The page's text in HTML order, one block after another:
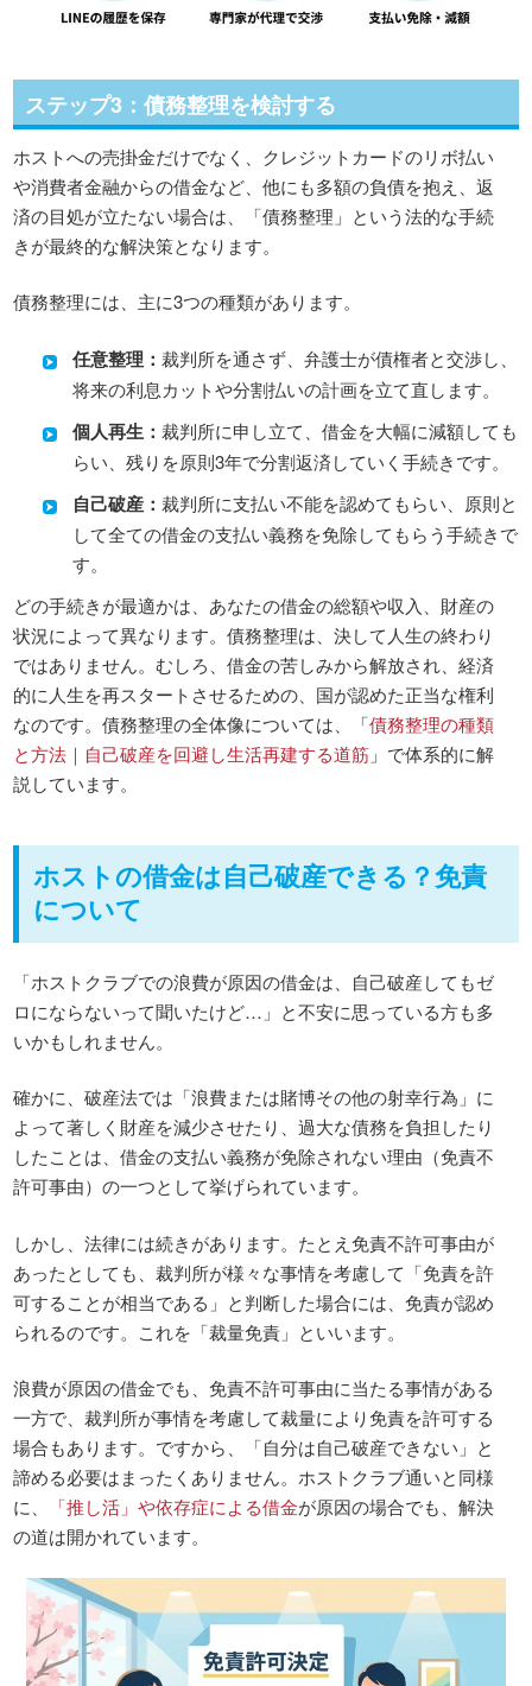
ステップ3：債務整理を検討する
ホストへの売掛金だけでなく、クレジットカードのリボ払い
や消費者金融からの借金など、他にも多額の負債を抱え、返
済の目処が立たない場合は、「債務整理」という法的な手続
きが最終的な解決策となります。
債務整理には、主に3つの種類があります。
任意整理：裁判所を通さず、弁護士が債権者と交渉し、
将来の利息カットや分割払いの計画を立て直します。
個人再生：裁判所に申し立て、借金を大幅に減額しても
らい、残りを原則3年で分割返済していく手続きです。
自己破産：裁判所に支払い不能を認めてもらい、原則と
して全ての借金の支払い義務を免除してもらう手続きで
す。
どの手続きが最適かは、あなたの借金の総額や収入、財産の
状況によって異なります。債務整理は、決して人生の終わり
ではありません。むしろ、借金の苦しみから解放され、経済
的に人生を再スタートさせるための、国が認めた正当な権利
なのです。債務整理の全体像については、「債務整理の種類
と方法｜自己破産を回避し生活再建する道筋 」で体系的に解
説しています。
ホストの借金は自己破産できる？免責
について
「ホストクラブでの浪費が原因の借金は、自己破産してもゼ
ロにならないって聞いたけど…」と不安に思っている方も多
いかもしれません。
確かに、破産法では「浪費または賭博その他の射幸行為」に
よって著しく財産を減少させたり、過大な債務を負担したり
したことは、借金の支払い義務が免除されない理由（免責不
許可事由）の一つとして挙げられています。
しかし、法律には続きがあります。たとえ免責不許可事由が
あったとしても、裁判所が様々な事情を考慮して「免責を許
可することが相当である」と判断した場合には、免責が認め
られるのです。これを「裁量免責」といいます。
浪費が原因の借金でも、免責不許可事由に当たる事情がある
一方で、裁判所が事情を考慮して裁量により免責を許可する
場合もあります。ですから、「自分は自己破産できない」と
諦める必要はまったくありません。ホストクラブ通いと同様
に、
「推し活」や依存症による借金が原因の場合でも、解決
の道は開かれています。